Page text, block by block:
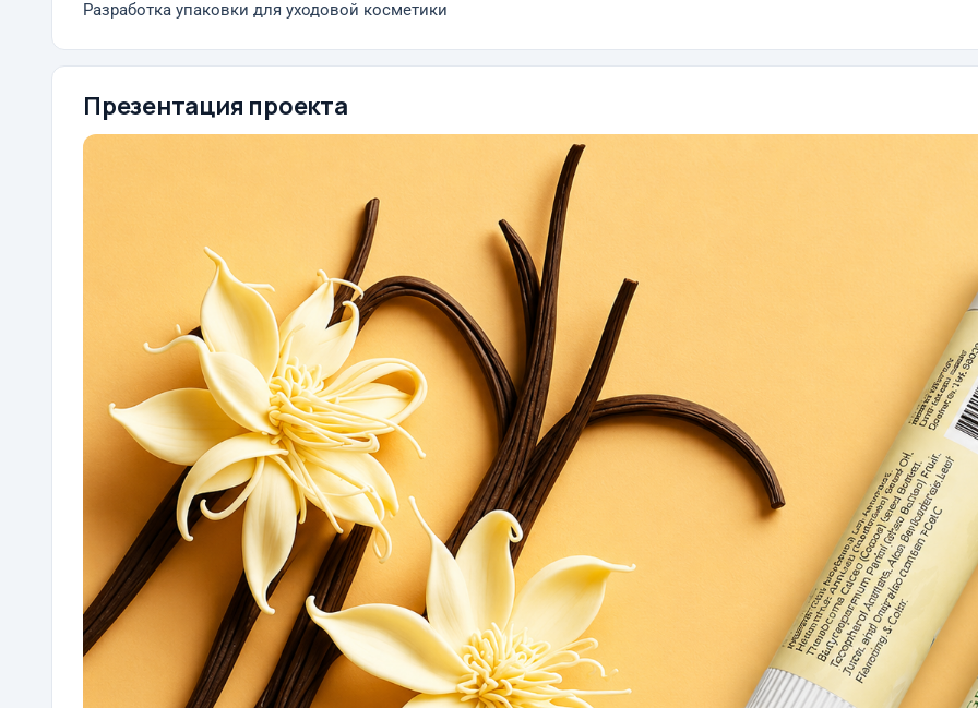
Разработка упаковки для уходовой косметики
Презентация проекта